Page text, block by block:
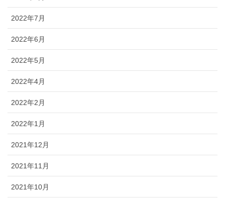
2022年7月
2022年6月
2022年5月
2022年4月
2022年2月
2022年1月
2021年12月
2021年11月
2021年10月